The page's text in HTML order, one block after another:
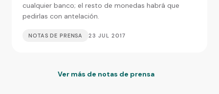
cualquier banco; el resto de monedas habrá que
pedirlas con antelación.
NOTAS DE PRENSA 23 JUL 2017
Ver más de notas de prensa